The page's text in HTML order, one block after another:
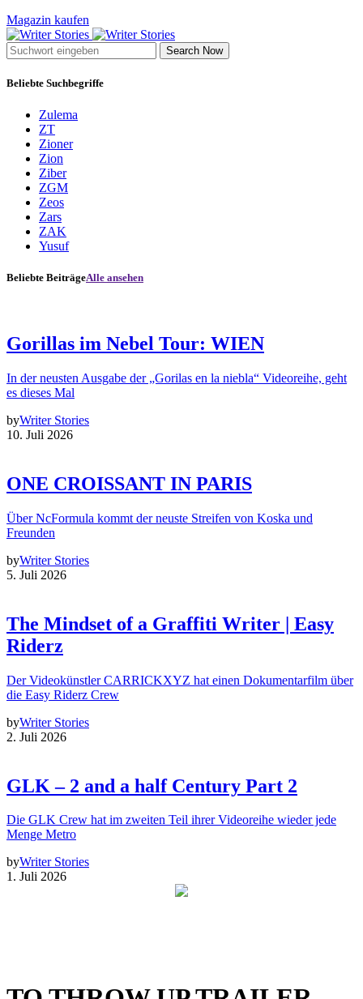
Magazin kaufen
Search Now
Beliebte Suchbegriffe
Zulema
ZT
Zioner
Zion
Ziber
ZGM
Zeos
Zars
ZAK
Yusuf
Beliebte BeiträgeAlle ansehen
Gorillas im Nebel Tour: WIEN
In der neusten Ausgabe der „Gorilas en la niebla“ Videoreihe, geht
es dieses Mal
byWriter Stories
10. Juli 2026
ONE CROISSANT IN PARIS
Über NcFormula kommt der neuste Streifen von Koska und
Freunden
byWriter Stories
5. Juli 2026
The Mindset of a Graffiti Writer | Easy
Riderz
Der Videokünstler CARRICKXYZ hat einen Dokumentarfilm über
die Easy Riderz Crew
byWriter Stories
2. Juli 2026
GLK – 2 and a half Century Part 2
Die GLK Crew hat im zweiten Teil ihrer Videoreihe wieder jede
Menge Metro
byWriter Stories
1. Juli 2026